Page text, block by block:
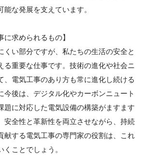
能な発展を支えています。
に求められるもの】
くい部分ですが、私たちの生活の安全と
る重要な仕事です。技術の進化や社会ニ
、電気工事のあり方も常に進化し続ける
今後は、デジタル化やカーボンニュート
題に対応した電気設備の構築がますます
安全性と革新性を両立させながら、持続
献する電気工事の専門家の役割は、これ
ことでしょう。